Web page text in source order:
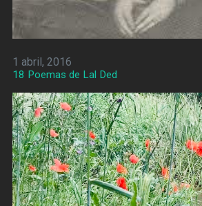
1 abril, 2016
18 Poemas de Lal Ded